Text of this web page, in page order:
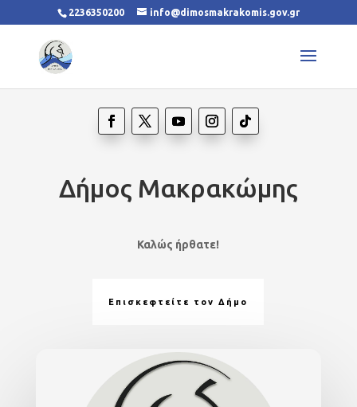
2236350200 info@dimosmakrakomis.gov.gr
Δήμος Μακρακώμης
Καλώς ήρθατε!
Επισκεφτείτε τον Δήμο